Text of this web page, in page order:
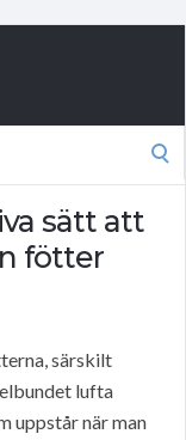
sätt att
fötter
särskilt
lufta
uppstår när man